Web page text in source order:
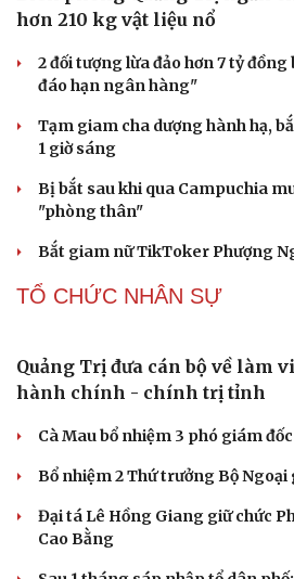
Sân khấu - Điện ảnh
Văn học
Âm nhạc
Di sản
Sao
Trung Quốc đưa vào hoạt động
Meta bị buộc bồi thường 567 triệu
PHÁP LUẬT
hơn 210 kg vật liệu nổ
2 đối tượng lừa đảo hơn 7 tỷ đồng
đáo hạn ngân hàng"